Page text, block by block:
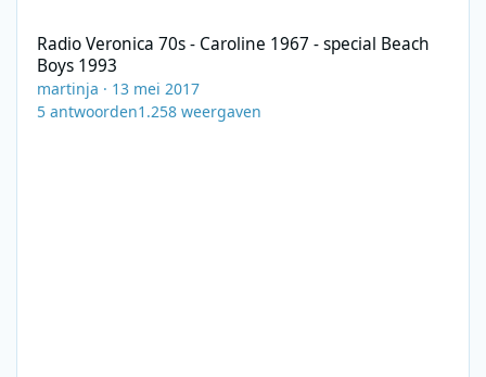
Radio Veronica 70s - Caroline 1967 - special Beach
Boys 1993
martinja · 13 mei 2017
5 antwoorden1.258 weergaven